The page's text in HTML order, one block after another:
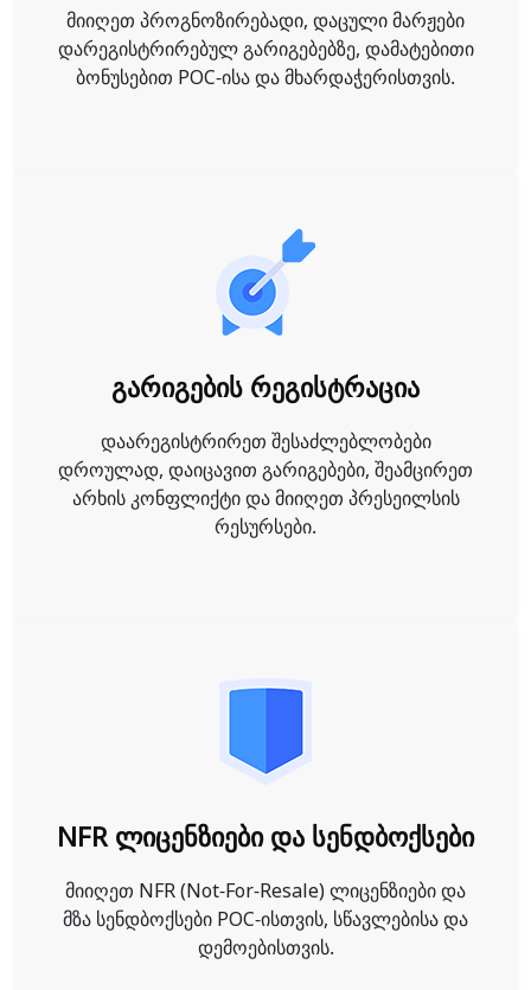
მიიღეთ პროგნოზირებადი, დაცული მარჟები
დარეგისტრირებულ გარიგებებზე, დამატებითი
ბონუსებით POC-ისა და მხარდაჭერისთვის.
გარიგების რეგისტრაცია
დაარეგისტრირეთ შესაძლებლობები
დროულად, დაიცავით გარიგებები, შეამცირეთ
არხის კონფლიქტი და მიიღეთ პრესეილსის
რესურსები.
NFR ლიცენზიები და სენდბოქსები
მიიღეთ NFR (Not-For-Resale) ლიცენზიები და
მზა სენდბოქსები POC-ისთვის, სწავლებისა და
დემოებისთვის.